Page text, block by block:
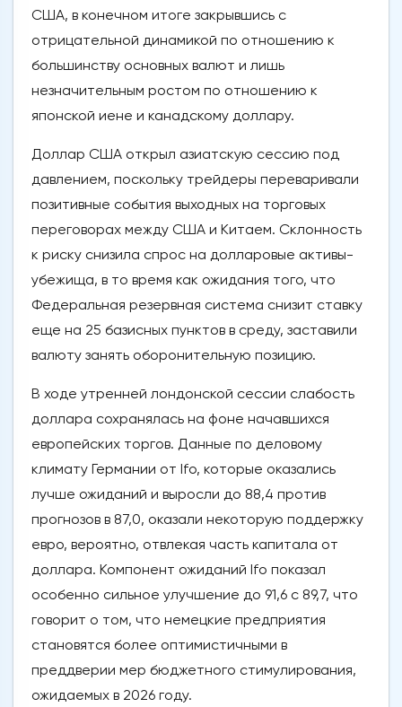
США, в конечном итоге закрывшись с
отрицательной динамикой по отношению к
большинству основных валют и лишь
незначительным ростом по отношению к
японской иене и канадскому доллару.
Доллар США открыл азиатскую сессию под
давлением, поскольку трейдеры переваривали
позитивные события выходных на торговых
переговорах между США и Китаем. Склонность
к риску снизила спрос на долларовые активы-
убежища, в то время как ожидания того, что
Федеральная резервная система снизит ставку
еще на 25 базисных пунктов в среду, заставили
валюту занять оборонительную позицию.
В ходе утренней лондонской сессии слабость
доллара сохранялась на фоне начавшихся
европейских торгов. Данные по деловому
климату Германии от Ifo, которые оказались
лучше ожиданий и выросли до 88,4 против
прогнозов в 87,0, оказали некоторую поддержку
евро, вероятно, отвлекая часть капитала от
доллара. Компонент ожиданий Ifo показал
особенно сильное улучшение до 91,6 с 89,7, что
говорит о том, что немецкие предприятия
становятся более оптимистичными в
преддверии мер бюджетного стимулирования,
ожидаемых в 2026 году.